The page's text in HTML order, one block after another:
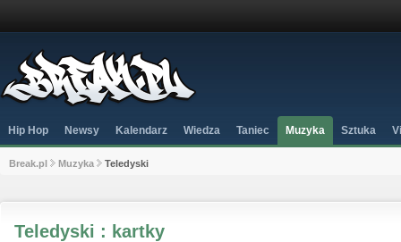
Hip Hop Newsy Kalendarz Wiedza Taniec Muzyka Sztuka
Break.pl Muzyka Teledyski
Teledyski : kartky